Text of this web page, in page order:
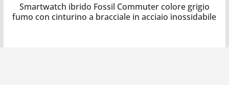
Smartwatch ibrido Fossil Commuter colore grigio
fumo con cinturino a bracciale in acciaio inossidabile